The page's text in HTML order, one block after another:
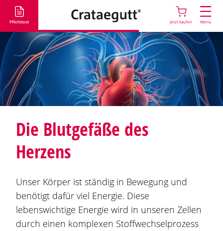
r
k
t
z
u
m
Pflichttext Jetzt kaufen Menü
Die Blutgefäße des
Herzens
Unser Körper ist ständig in Bewegung und
benötigt dafür viel Energie. Diese
lebenswichtige Energie wird in unseren Zellen
durch einen komplexen Stoffwechselprozess